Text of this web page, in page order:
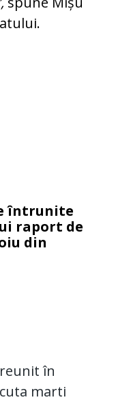
întrunite
raport de
din
în
marti